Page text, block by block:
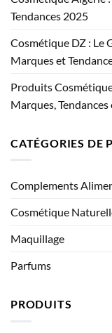
Tendances 2025
Cosmétique DZ : Le
Marques et
Produits
Marques,
CATÉGORIES DE
Complements
Cosmétique
Maquillage
Parfums
PRODUITS